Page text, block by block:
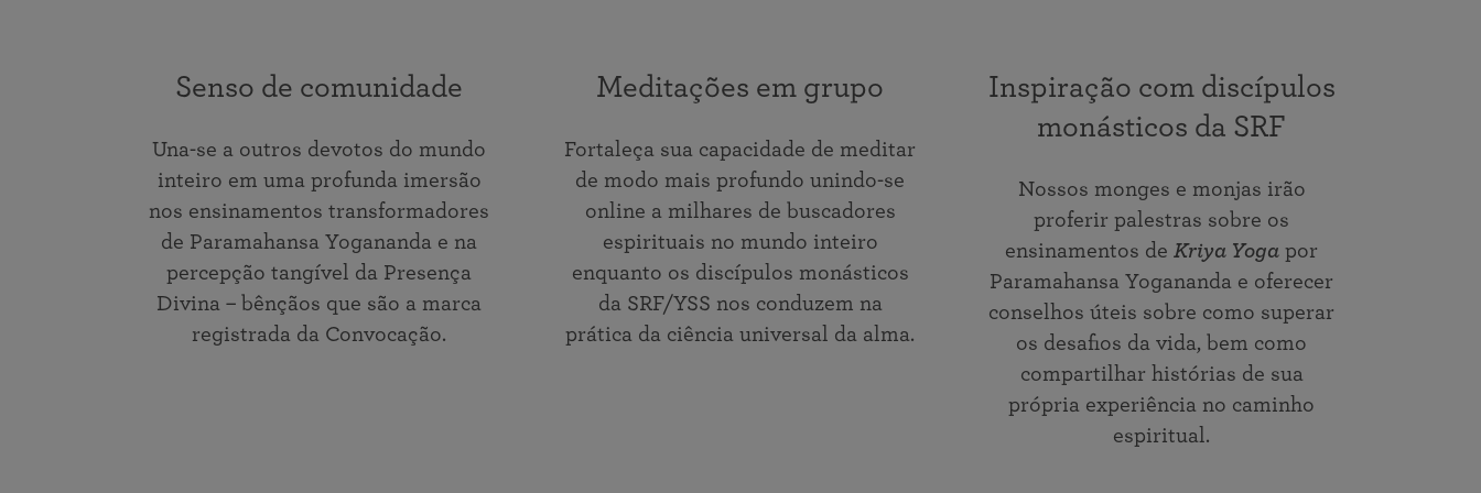
Senso de comunidade
Una-se a outros devotos do mundo
inteiro em uma profunda imersão
nos ensinamentos transformadores
de Paramahansa Yogananda e na
percepção tangível da Presença
Divina – bênçãos que são a marca
registrada da Convocação.
Meditações em grupo
Fortaleça sua capacidade de meditar
de modo mais profundo unindo-se
online a milhares de buscadores
espirituais no mundo inteiro
enquanto os discípulos monásticos
da SRF/YSS nos conduzem na
prática da ciência universal da alma.
Inspiração com discípulos
monásticos da SRF
Nossos monges e monjas irão
proferir palestras sobre os
ensinamentos deKriya Yoga por
Paramahansa Yogananda e oferecer
conselhos úteis sobre como superar
os desafios da vida, bem como
compartilhar histórias de sua
própria experiência no caminho
espiritual.